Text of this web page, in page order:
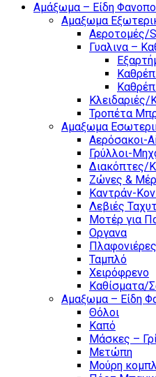
Αμάξωμα – Είδη
Αμαξωμα
Αεροτομές/
Γυαλινα –
Κλειδαριές/
Τροπέτα
Αμαξωμα
Αερόσακοι-
Γρύλλοι-
Διακόπτες/
Ζώνες &
Καντράν-
Λεβιές
Μοτέρ για
Οργανα
Πλαφονιέρες
Ταμπλό
Χειρόφρενο
Καθίσματα/
Αμαξωμα – Είδη
Θόλοι
Καπό
Μάσκες –
Μετώπη
Μούρη